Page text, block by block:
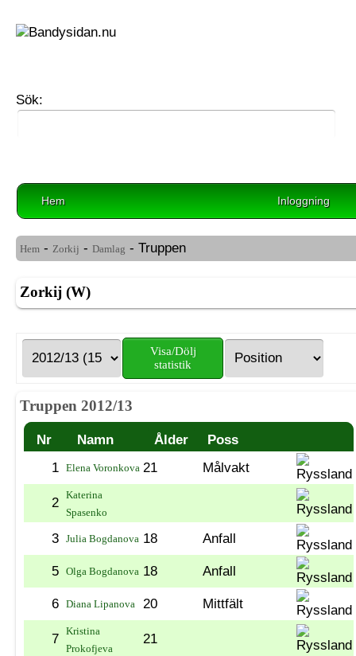
Sök:
Hem Inloggning
Hem - Zorkij - Damlag - Truppen
Zorkij (W)
Visa/Dölj
statistik
Truppen 2012/13
Nr Namn Ålder
Poss
1 Elena Voronkova 21 Målvakt
2
Katerina
Spasenko
3 Julia Bogdanova 18 Anfall
5 Olga Bogdanova 18 Anfall
6 Diana Lipanova 20 Mittfält
7
Kristina
Prokofjeva
21